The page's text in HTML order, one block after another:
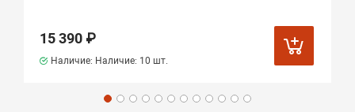
15 390 ₽
Наличие: Наличие: 10 шт.